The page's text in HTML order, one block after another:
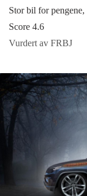
Stor bil for pengene,
Score 4.6
Vurdert av FRBJ